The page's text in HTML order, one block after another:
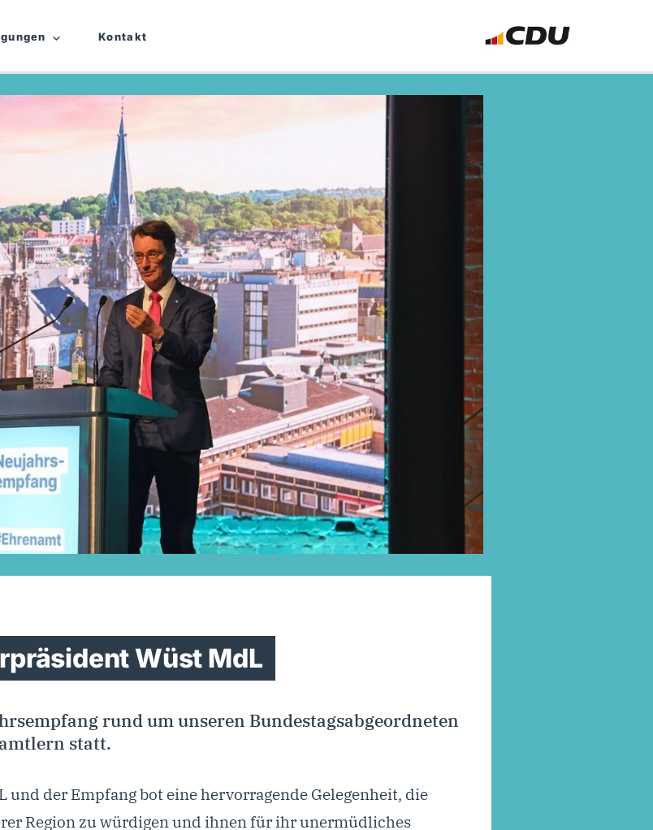
Kontakt
Wüst MdL
rund um unseren Bundestagsabgeordneten
statt.
der Empfang bot eine hervorragende Gelegenheit, die
Region zu würdigen und ihnen für ihr unermüdliches